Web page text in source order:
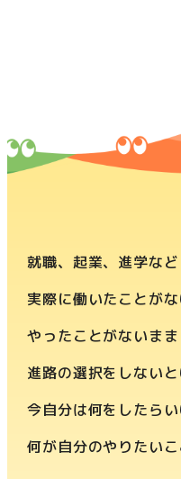
就職、起業、進学など
実際に働いたことがな
やったことがないまま
進路の選択をしないと
今自分は何をしたら
何が自分のやりたい